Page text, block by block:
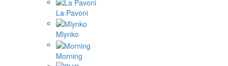
La Pavoni
Mlynko
Morning